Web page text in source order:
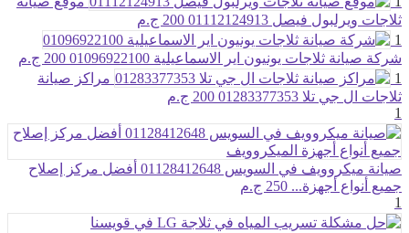
ثلاجات ويرلبول فيصل 01112124913
200 ج.م
1
شركة صيانة ثلاجات يونيون اير الاسماعيلية 01096922100
200 ج.م
1
مراكز صيانة
ثلاجات ال جي تلا 01283377353
200 ج.م
1
صيانة ميكروويف في السويس 01128412648 أفضل مركز إصلاح
جميع أنواع أجهزة... 250 ج.م
1